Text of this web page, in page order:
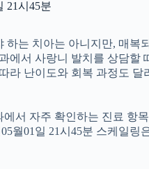
21시45분
하는 치아는 아니지만, 매
에서 사랑니 발치를 상담
라 난이도와 회복 과정도 달
서 자주 확인하는 진료
월01일 21시45분 스케일